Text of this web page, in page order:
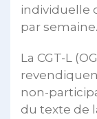
individuelle
par semaine.
La CGT-L
non-
du texte de